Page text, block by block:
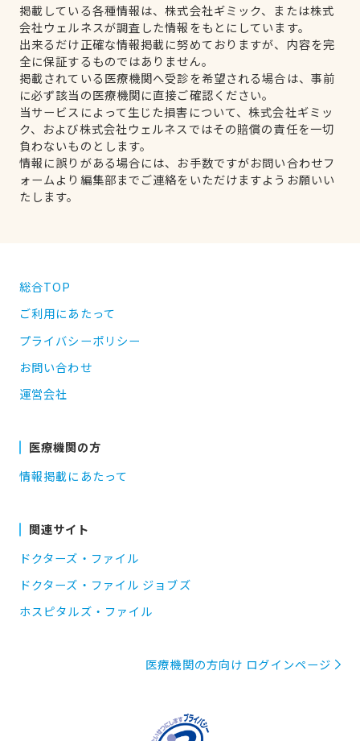
掲載している各種情報は、株式会社ギミック、または株式
会社ウェルネスが調査した情報をもとにしています。
出来るだけ正確な情報掲載に努めておりますが、内容を完
全に保証するものではありません。
掲載されている医療機関へ受診を希望される場合は、事前
に必ず該当の医療機関に直接ご確認ください。
当サービスによって生じた損害について、株式会社ギミッ
ク、および株式会社ウェルネスではその賠償の責任を一切
負わないものとします。
情報に誤りがある場合には、お手数ですがお問い合わせフ
ォームより編集部までご連絡をいただけますようお願いい
たします。
総合TOP
ご利用にあたって
プライバシーポリシー
お問い合わせ
運営会社
医療機関の方
情報掲載にあたって
関連サイト
ドクターズ・ファイル
ドクターズ・ファイル ジョブズ
ホスピタルズ・ファイル
医療機関の方向け ログインページ